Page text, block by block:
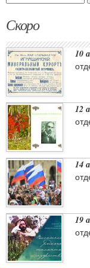
Скоро
10
12
14
19